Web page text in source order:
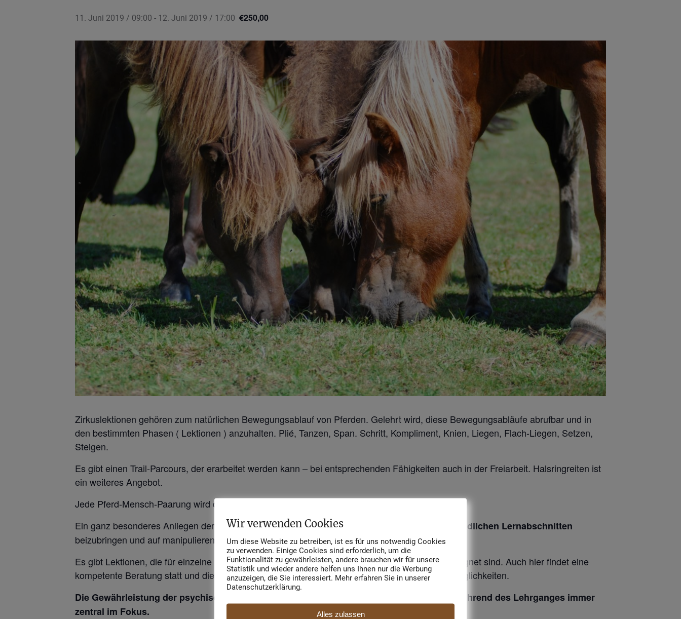
11. Juni 2019 / 09:00 - 12. Juni 2019 / 17:00 €250,00
Zirkuslektionen gehören zum natürlichen Bewegungsablauf von Pferden. Gelehrt wird, diese Bewegungsabläufe abrufbar und in
den bestimmten Phasen ( Lektionen ) anzuhalten. Plié, Tanzen, Span. Schritt, Kompliment, Knien, Liegen, Flach-Liegen, Setzen,
Steigen.
Es gibt einen Trail-Parcours, der erarbeitet werden kann – bei entsprechenden Fähigkeiten auch in der Freiarbeit. Halsringreiten ist
ein weiteres Angebot.
Jede Pferd-Mensch-Paarung wird dort abgeholt, wo es sinnvoll ist für beide.
Ein ganz besonderes Anliegen der Trainer ist es, die jeweiligen Lektionen den Pferden in
verständlichen Lernabschnitten
beizubringen und auf manipulierende (in die Lektion hineinzwingende) Hilfsmittel zu verzichten.
Es gibt Lektionen, die für einzelne Pferde aus körperlichen oder psychischen Gründen nicht geeignet sind. Auch hier findet eine
kompetente Beratung statt und die Lektionen werden variiert oder ganz ersetzt durch andere Möglichkeiten.
Die Gewährleistung der psychischen und körperlichen Unversehrtheit der Pferde bleibt während des Lehrganges immer
zentral im Fokus.
Wir verwenden Cookies
Um diese Website zu betreiben, ist es für uns notwendig Cookies
zu verwenden. Einige Cookies sind erforderlich, um die
Funktionalität zu gewährleisten, andere brauchen wir für unsere
Statistik und wieder andere helfen uns Ihnen nur die Werbung
anzuzeigen, die Sie interessiert. Mehr erfahren Sie in unserer
Datenschutzerklärung.
Alles zulassen